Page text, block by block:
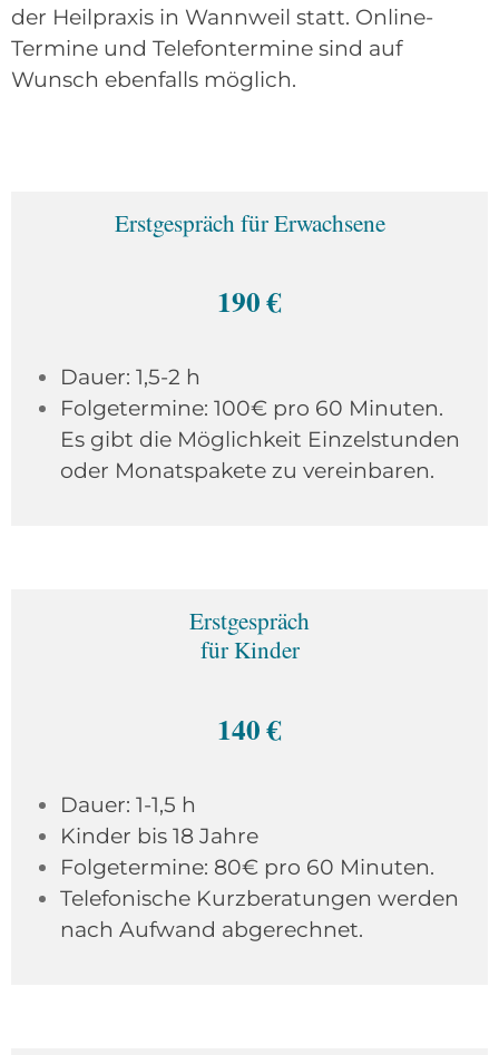
der Heilpraxis in Wannweil statt. Online-
Termine und Telefontermine sind auf
Wunsch ebenfalls möglich.
Erstgespräch für Erwachsene
190 €
Dauer: 1,5-2 h
Folgetermine: 100€ pro 60 Minuten.
Es gibt die Möglichkeit Einzelstunden
oder Monatspakete zu vereinbaren.
Erstgespräch
für Kinder
140 €
Dauer: 1-1,5 h
Kinder bis 18 Jahre
Folgetermine: 80€ pro 60 Minuten.
Telefonische Kurzberatungen werden
nach Aufwand abgerechnet.